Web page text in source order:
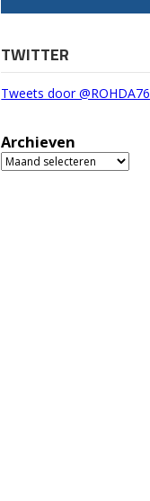
TWITTER
Tweets door @ROHDA76
Archieven
Archieven